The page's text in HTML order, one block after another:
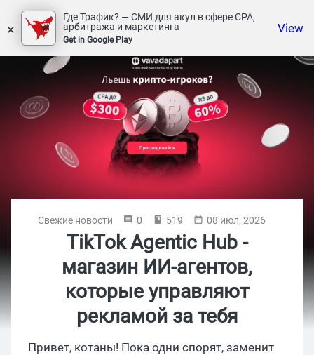
×
Где Трафик? — СМИ для акул в сфере СРА,
арбитража и маркетинга
Get in Google Play
View
Свежие новости 0 519 08 июл, 2026
TikTok Agentic Hub -
магазин ИИ-агентов,
которые управляют
рекламой за тебя
Привет, котаны! Пока одни спорят, заменит